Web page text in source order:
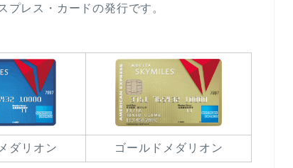
レス・カードの発行です。
ダリオン ゴールドメダリオン